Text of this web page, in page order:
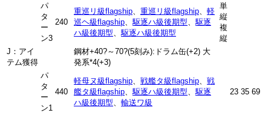
パ
タ
ー
ン3
240
重巡リ級flagship 重巡リ級flagship
軽
巡ヘ級flagship
駆逐ハ級後期型
駆逐
ハ級後期型
駆逐ハ級後期型
単
縦
複
縦
J：アイ
テム獲得
鋼材+40?～70?(5刻み):ドラム缶(+2) 大
発系*4(+3)
パ
タ
ー
ン1
440
軽母ヌ級flagship 戦艦タ級flagship
戦
艦タ級flagship
駆逐ハ級後期型
駆逐
ハ級後期型
輸送ワ級
23 35 69